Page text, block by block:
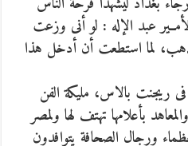
عبد الإله : لو أنى وزعت
لما استطعت أن أدخل هذا
ريجنت بالاس، مليكة الفن
بأعلامها تهتف لها ولمصر
ورجال الصحافة يتوافدون